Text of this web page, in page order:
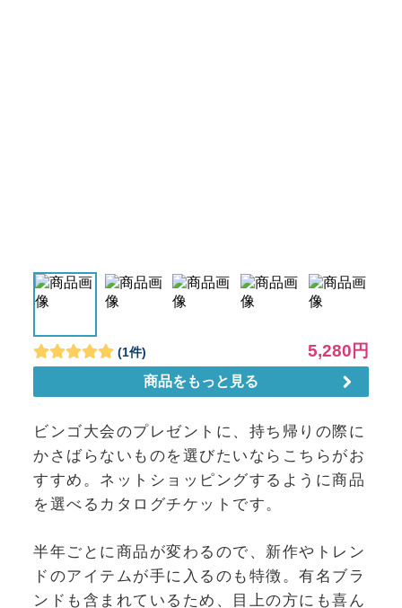
ビンゴ大会のプレゼントに、持ち帰りの際に
かさばらないものを選びたいならこちらがお
すすめ。ネットショッピングするように商品
を選べるカタログチケットです。
半年ごとに商品が変わるので、新作やトレン
ドのアイテムが手に入るのも特徴。有名ブラ
ンドも含まれているため、目上の方にも喜ん